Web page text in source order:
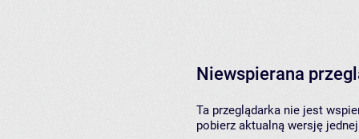
Niewspierana
Ta przeglądarka nie jest
pobierz aktualną wersję